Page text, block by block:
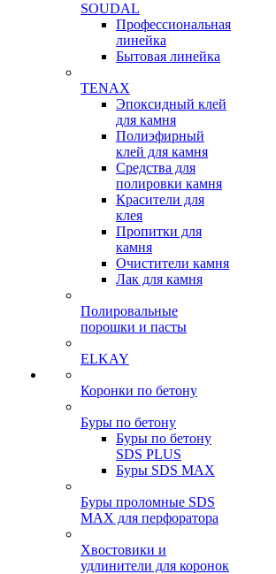
SOUDAL
Профессиональная
линейка
Бытовая линейка
TENAX
Эпоксидный клей
для камня
Полиэфирный
клей для камня
Средства для
полировки камня
Красители для
клея
Пропитки для
камня
Очистители камня
Лак для камня
Полировальные
порошки и пасты
ELKAY
Коронки по бетону
Буры по бетону
Буры по бетону
SDS PLUS
Буры SDS MAX
Буры проломные SDS
MAX для перфоратора
Хвостовики и
удлинители для коронок